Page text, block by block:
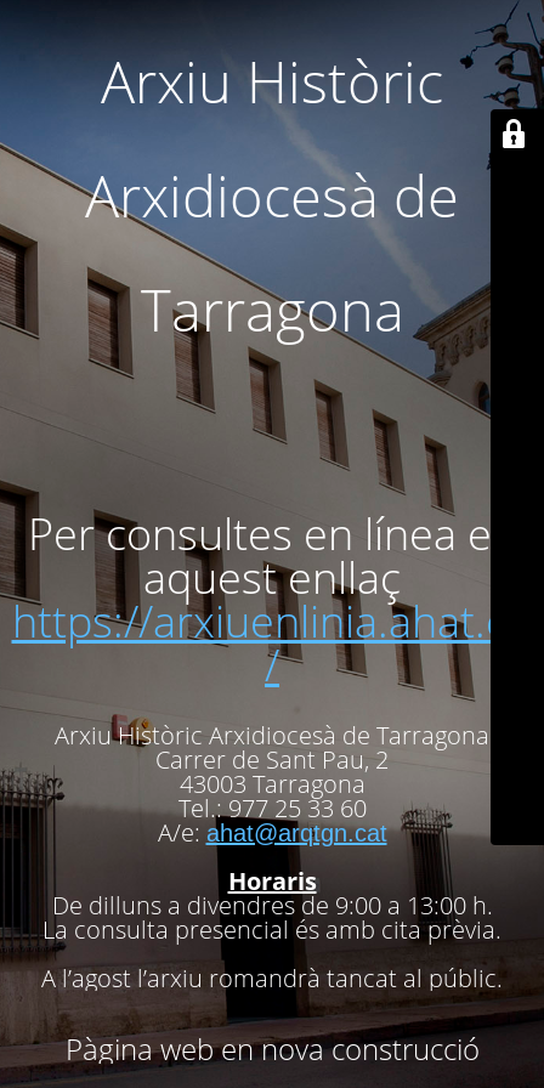
Arxiu Històric
Arxidiocesà de
Tarragona
Per consultes en línea en
aquest enllaç
https://arxiuenlinia.ahat.cat
/
Arxiu Històric Arxidiocesà de Tarragona
Carrer de Sant Pau, 2
43003 Tarragona
Tel.: 977 25 33 60
A/e: ahat@arqtgn.cat
Horaris
De dilluns a divendres de 9:00 a 13:00 h.
La consulta presencial és amb cita prèvia.
A l’agost l’arxiu romandrà tancat al públic.
Pàgina web en nova construcció